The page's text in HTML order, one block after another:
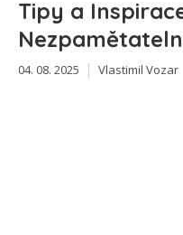
Tipy a
04. 08. 2025 Vlastimil Vozar